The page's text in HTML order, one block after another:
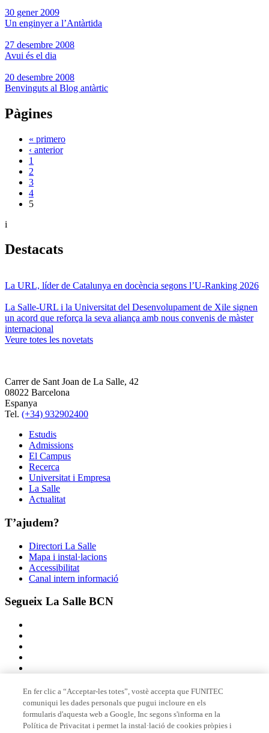
30 gener 2009
Un enginyer a l’Antàrtida
27 desembre 2008
Avui és el dia
20 desembre 2008
Benvinguts al Blog antàrtic
Pàgines
« primero
‹ anterior
1
2
3
4
5
i
Destacats
La URL, líder de Catalunya en docència segons l’U-Ranking 2026
La Salle-URL i la Universitat del Desenvolupament de Xile signen
un acord que reforça la seva aliança amb nous convenis de màster
internacional
Veure totes les novetats
Carrer de Sant Joan de La Salle, 42
08022 Barcelona
Espanya
Tel. (+34) 932902400
Estudis
Admissions
El Campus
Recerca
Universitat i Empresa
La Salle
Actualitat
T’ajudem?
Directori La Salle
Mapa i instal·lacions
Accessibilitat
Canal intern informació
Segueix La Salle BCN
Membre de
En fer clic a “Acceptar-les totes”, vostè accepta que FUNITEC
comuniqui les dades personals que pugui incloure en els
formularis d'aquesta web a Google, Inc segons s'informa en la
Política de Privacitat i permet la instal·lació de cookies pròpies i